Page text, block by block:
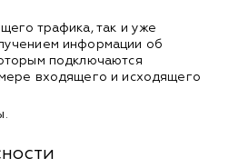
трафика, так и уже
информации об
подключаются
входящего и исходящего